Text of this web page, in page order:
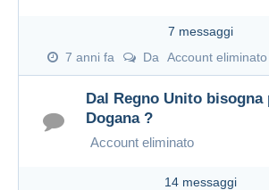
7 messaggi
7 anni fa
Da Account eliminato
Dal Regno Unito bisogna pagare la
Dogana ?
Account eliminato
14 messaggi